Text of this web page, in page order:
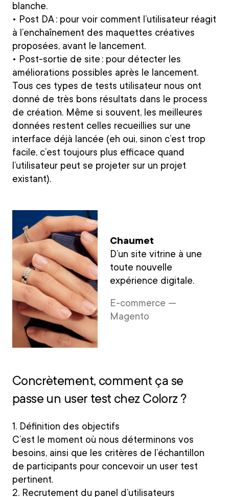
blanche.
• Post DA :pour voir comment l’utilisateur réagit
à l’enchaînement des maquettes créatives
proposées, avant le lancement.
• Post-sortie de site :pour détecter les
améliorations possibles après le lancement.
Tous ces types de tests utilisateur nous ont
donné de très bons résultats dans le process
de création. Même si souvent, les meilleures
données restent celles recueillies sur une
interface déjà lancée (eh oui, sinon c’est trop
facile, c’est toujours plus efficace quand
l’utilisateur peut se projeter sur un projet
existant).
Chaumet
D’un site vitrine à une
toute nouvelle
expérience digitale.
E-commerce —
Magento
Concrètement, comment ça se
passe un user test chez Colorz ?
1. Définition des objectifs
C’est le moment où nous déterminons vos
besoins, ainsi que les critères de l’échantillon
de participants pour concevoir un user test
pertinent.
2. Recrutement du panel d’utilisateurs